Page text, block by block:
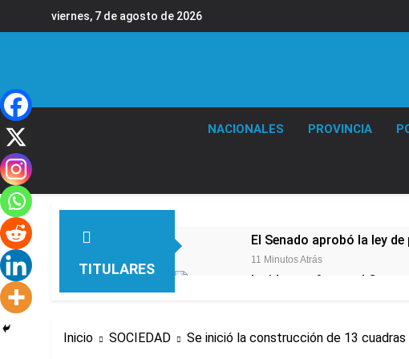
viernes, 7 de agosto de 2026
NACIONALES PROVINCIA
TITULARES
El Senado aprobó la ley
11 Minutos Atrás
Incidentes frente al
La Fiscalía rechazó el
Inicio SOCIEDAD Se inició la construcción de 13